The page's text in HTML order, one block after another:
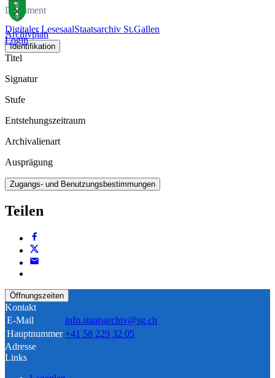
Digitaler LesesaalStaatsarchiv St.Gallen
Login
Dokument
Archivplan
Identifikation
Titel
Signatur
Stufe
Entstehungszeitraum
Archivalienart
Ausprägung
Zugangs- und Benutzungsbestimmungen
Teilen
Öffnungszeiten
Kontakt
E-Mail
info.staatsarchiv@sg.ch
Hauptnummer +41 58 229 32 05
Adresse
Links